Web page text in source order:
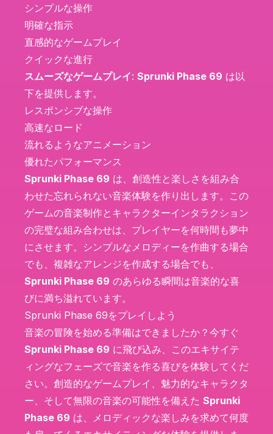
シンプルな操作
明確な指示
直感的なゲームプレイ
クイックな進行
スムーズなゲームプレイ: Sprunki Phase 69 は以
下を提供します。
レスポンシブな操作
高速なロード
流れるようなアニメーション
優れたパフォーマンス
Sprunki Phase 69 は、創造性と楽しさを組み合
わせた忘れられない音楽体験を作り出します。この
ゲームの音楽制作とキャラクターインタラクション
の完璧な組み合わせは、プレイヤーを何時間も夢中
にさせます。シンプルなメロディーを作曲する場合
でも、複雑なアレンジを作成する場合でも、
Sprunki Phase 69 のあらゆる瞬間は音楽的な喜
びに満ち溢れています。
Sprunki Phase 69をプレイしよう
音楽の冒険を始める準備はできましたか？今すぐ
Sprunki Phase 69 に飛び込み、このエキサイテ
ィングなフェーズで音楽を作る喜びを体験してくだ
さい。創造的なゲームプレイ、魅力的なキャラクタ
ー、そして無限の音楽の可能性を備えた Sprunki
Phase 69 は、メロディックな楽しみを求めて何度